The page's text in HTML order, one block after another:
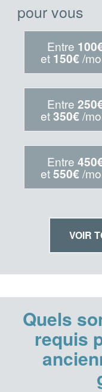
pour vous
Entre
et 150€/
Entre
et350€/
Entre
et550€/
VOIR
Quels
requis